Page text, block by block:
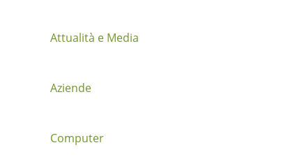
Attualità e Media
Aziende
Computer